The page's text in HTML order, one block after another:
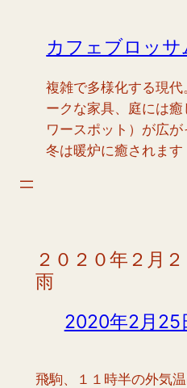
カフェブロッサ
複雑で多様化する現
ークな家具、庭には
ワースポット）が広が
冬は暖炉に癒されます
２０２０年２月
雨
2020年2月25
飛駒、１１時半の外気